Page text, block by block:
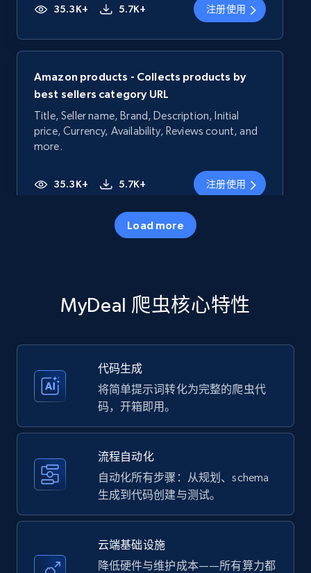
35.3K+ 5.7K+ 注册使用
Amazon products - Collects products by
best sellers category URL
Title, Seller name, Brand, Description, Initial
price, Currency, Availability, Reviews count, and
more.
35.3K+ 5.7K+ 注册使用
price, Currency, Availability, Reviews count, and
Amazon products - Collects products by
Title, Seller name, Brand, Description, Initial
price, Currency, Availability, Reviews count, and
Load more
MyDeal 爬虫核心特性
代码生成
将简单提示词转化为完整的爬虫代
码，开箱即用。
流程自动化
自动化所有步骤：从规划、schema
生成到代码创建与测试。
云端基础设施
降低硬件与维护成本——所有算力都